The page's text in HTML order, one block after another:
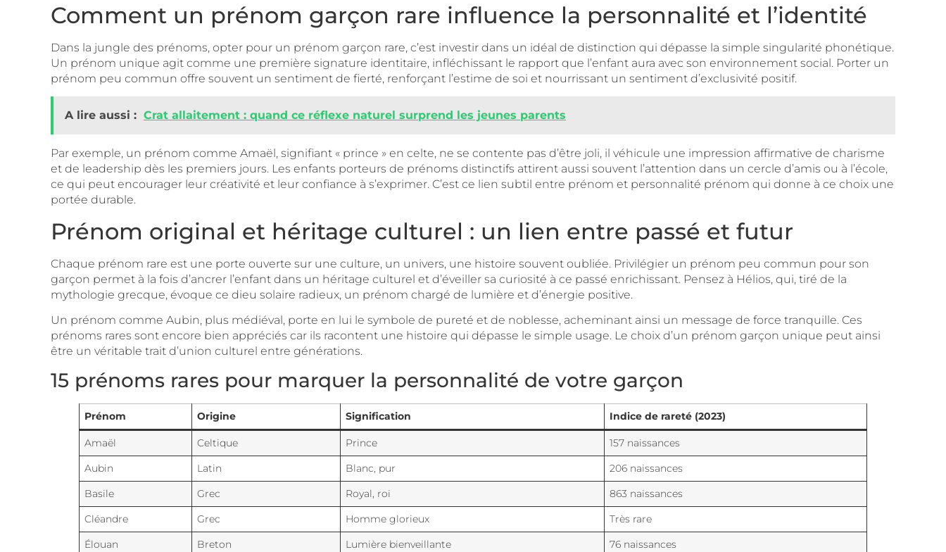
Comment un prénom garçon rare influence la personnalité et l’identité
Dans la jungle des prénoms, opter pour un prénom garçon rare, c’est investir dans un idéal de distinction qui dépasse la simple singularité phonétique.
Un prénom unique agit comme une première signature identitaire, infléchissant le rapport que l’enfant aura avec son environnement social. Porter un
prénom peu commun offre souvent un sentiment de fierté, renforçant l’estime de soi et nourrissant un sentiment d’exclusivité positif.
A lire aussi : Crat allaitement : quand ce réflexe naturel surprend les jeunes parents
Par exemple, un prénom comme Amaël, signifiant « prince » en celte, ne se contente pas d’être joli, il véhicule une impression affirmative de charisme
et de leadership dès les premiers jours. Les enfants porteurs de prénoms distinctifs attirent aussi souvent l’attention dans un cercle d’amis ou à l’école,
ce qui peut encourager leur créativité et leur confiance à s’exprimer. C’est ce lien subtil entre prénom et personnalité prénom qui donne à ce choix une
portée durable.
Prénom original et héritage culturel : un lien entre passé et futur
Chaque prénom rare est une porte ouverte sur une culture, un univers, une histoire souvent oubliée. Privilégier un prénom peu commun pour son
garçon permet à la fois d’ancrer l’enfant dans un héritage culturel et d’éveiller sa curiosité à ce passé enrichissant. Pensez à Hélios, qui, tiré de la
mythologie grecque, évoque ce dieu solaire radieux, un prénom chargé de lumière et d’énergie positive.
Un prénom comme Aubin, plus médiéval, porte en lui le symbole de pureté et de noblesse, acheminant ainsi un message de force tranquille. Ces
prénoms rares sont encore bien appréciés car ils racontent une histoire qui dépasse le simple usage. Le choix d’un prénom garçon unique peut ainsi
être un véritable trait d’union culturel entre générations.
15 prénoms rares pour marquer la personnalité de votre garçon
Prénom Origine Signification Indice de rareté (2023)
Amaël Celtique Prince
157 naissances
Aubin
Latin Blanc, pur
206 naissances
Basile
Grec Royal, roi
863 naissances
Cléandre
Grec Homme glorieux
Très rare
Élouan
Breton Lumière bienveillante
76 naissances